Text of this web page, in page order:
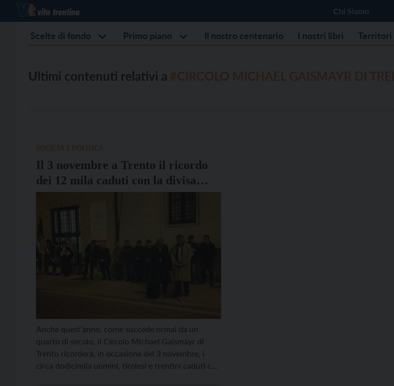
Chi Siamo
Scelte di fondo Primo piano Il nostro centenario I nostri libri Territori
Ultimi contenuti relativi a
Il 3 novembre a Trento il ricordo
dei 12 mila caduti con la divisa
austriaca nella Prima guerra
mondiale
Anche quest’anno, come succede ormai da un
quarto di secolo, il Circolo Michael Gaismayr di
Trento ricorderà, in occasione del 3 novembre, i
circa dodicimila uomini, tirolesi e trentini caduti con